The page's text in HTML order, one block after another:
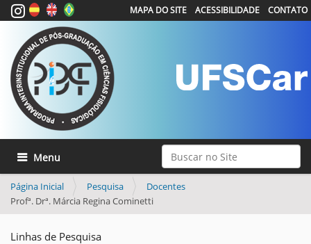
Busca Avançada…
MAPA DO SITE ACESSIBILIDADE CONTATO
Toggle navigation
Página Inicial Pesquisa
Docentes
Profª. Drª. Márcia Regina Cominetti
Linhas de Pesquisa